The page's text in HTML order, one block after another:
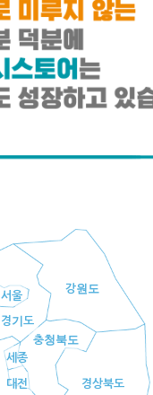
서울
경기도
강원도
충청북도
세종
대전
경상북도